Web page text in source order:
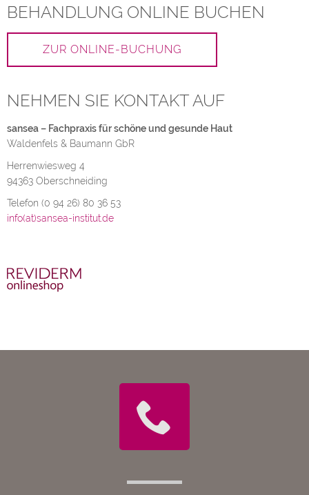
BEHANDLUNG ONLINE BUCHEN
ZUR ONLINE-BUCHUNG
NEHMEN SIE KONTAKT AUF
sansea – Fachpraxis für schöne und gesunde Haut
Waldenfels & Baumann GbR
Herrenwiesweg 4
94363 Oberschneiding
Telefon (0 94 26) 80 36 53
info(at)sansea-institut.de